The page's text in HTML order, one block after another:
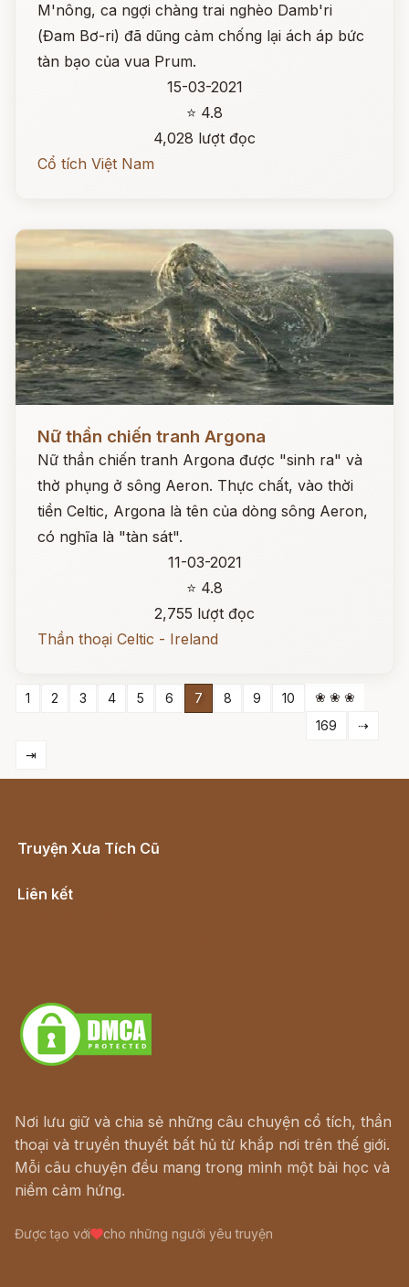
M'nông, ca ngợi chàng trai nghèo Damb'ri
(Đam Bơ-ri) đã dũng cảm chống lại ách áp bức
tàn bạo của vua Prum.
15-03-2021
⭐ 4.8
4,028 lượt đọc
Cổ tích Việt Nam
Nữ thần chiến tranh Argona
Nữ thần chiến tranh Argona được "sinh ra" và
thờ phụng ở sông Aeron. Thực chất, vào thời
tiền Celtic, Argona là tên của dòng sông Aeron,
có nghĩa là "tàn sát".
11-03-2021
⭐ 4.8
2,755 lượt đọc
Thần thoại Celtic - Ireland
1 2 3 4 5 6 7 8 9 10
❀ ❀ ❀
169
⇢
⇥
Truyện Xưa Tích Cũ
Liên kết
Nơi lưu giữ và chia sẻ những câu chuyện cổ tích, thần
thoại và truyền thuyết bất hủ từ khắp nơi trên thế giới.
Mỗi câu chuyện đều mang trong mình một bài học và
niềm cảm hứng.
Được tạo với cho những người yêu truyện